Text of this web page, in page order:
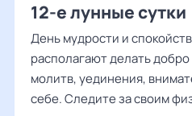
12-е лунные сутки
День мудрости и
располагают делать
молитв, уединения,
себе. Следите за своим